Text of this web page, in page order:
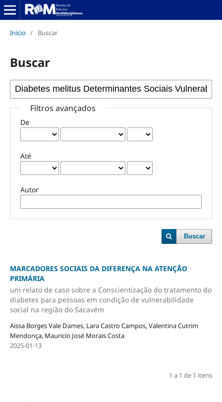
Início / Buscar
Buscar
Filtros avançados
De
Até
Autor
Buscar
MARCADORES SOCIAIS DA DIFERENÇA NA ATENÇÃO
PRIMÁRIA
um relato de caso sobre a Conscientização do tratamento do
diabetes para pessoas em condição de vulnerabilidade
social na região do Sacavém
Aissa Borges Vale Dames, Lara Castro Campos, Valentina Cutrim
Mendonça, Mauricio José Morais Costa
2025-01-13
1 a 1 de 1 itens